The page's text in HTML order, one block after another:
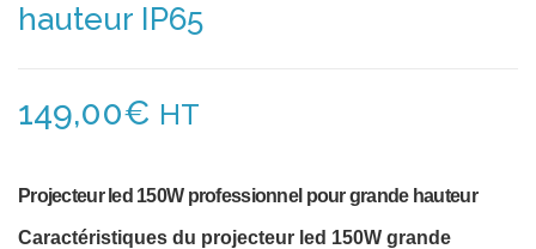
hauteur IP65
149,00€ HT
Projecteur led 150W professionnel pour grande hauteur
Caractéristiques du projecteur led 150W grande